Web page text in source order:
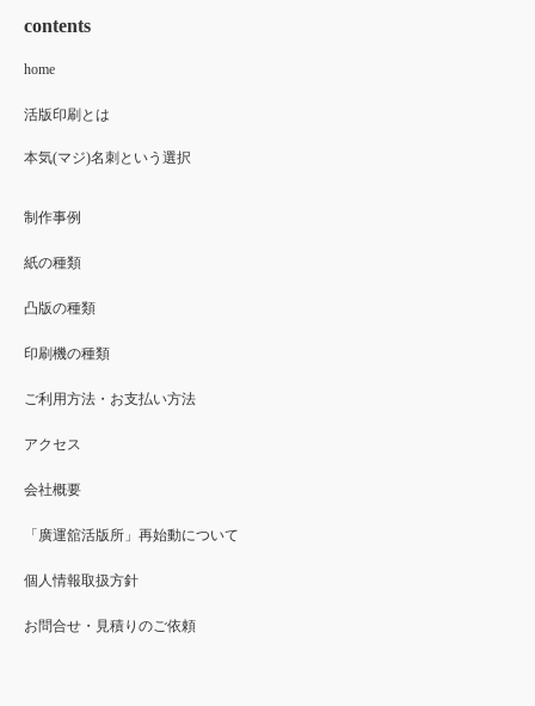
contents
home
活版印刷とは
本気(マジ)名刺という選択
制作事例
紙の種類
凸版の種類
印刷機の種類
ご利用方法・お支払い方法
アクセス
会社概要
「廣運舘活版所」再始動について
個人情報取扱方針
お問合せ・見積りのご依頼